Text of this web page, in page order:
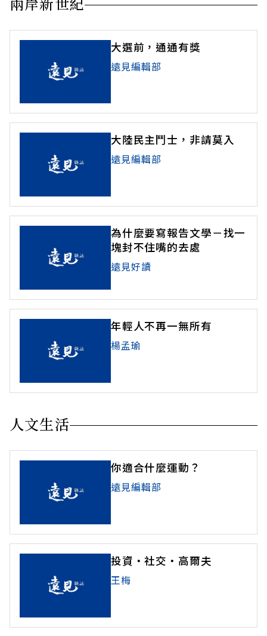
大選前，通通有獎
遠見編輯部
大陸民主鬥士，非請莫入
遠見編輯部
為什麼要寫報告文學－找一
塊封不住嘴的去處
遠見好讀
年輕人不再一無所有
楊孟瑜
人文生活
你適合什麼運動？
遠見編輯部
投資‧社交‧高爾夫
王梅